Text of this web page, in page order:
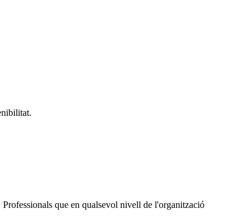
que en qualsevol nivell de l'organització